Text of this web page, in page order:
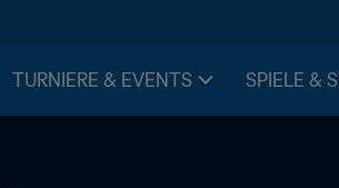
TURNIERE & EVENTS SPIELE &